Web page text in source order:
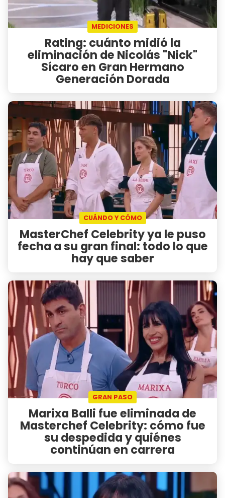
MEDICIONES
Rating: cuánto midió la
eliminación de Nicolás "Nick"
Sícaro en Gran Hermano
Generación Dorada
CUÁNDO Y CÓMO
MasterChef Celebrity ya le puso
fecha a su gran final: todo lo que
hay que saber
GRAN PASO
Marixa Balli fue eliminada de
Masterchef Celebrity: cómo fue
su despedida y quiénes
continúan en carrera